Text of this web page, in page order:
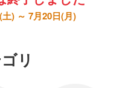
) ～ 7月20日(月)
リ